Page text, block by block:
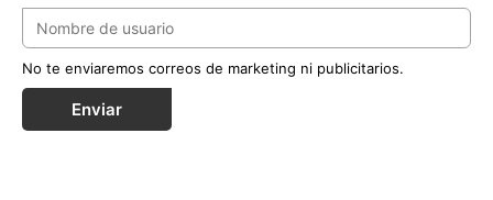
No te enviaremos correos de marketing ni publicitarios.
Enviar